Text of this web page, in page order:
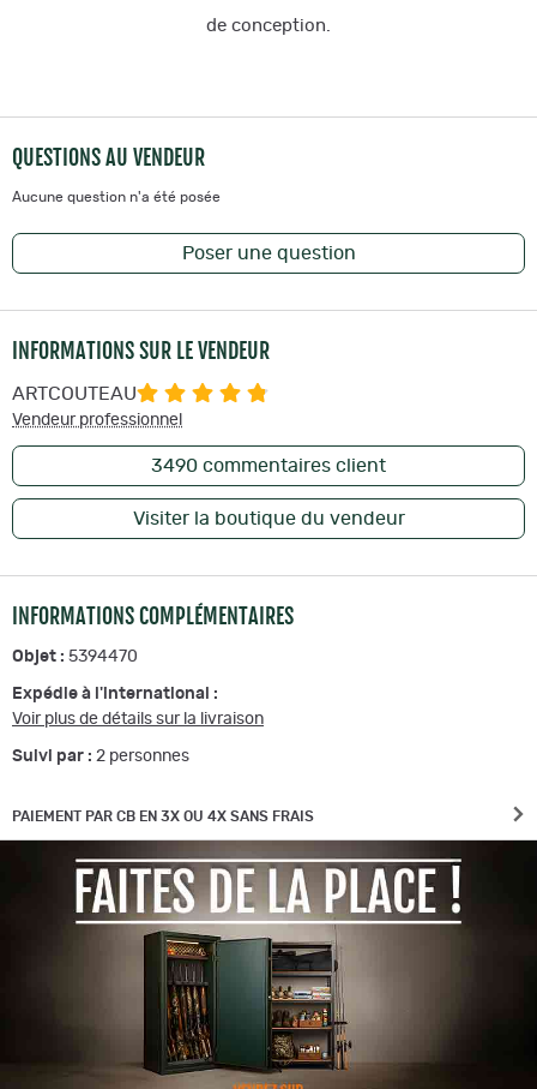
de conception.
QUESTIONS AU VENDEUR
Aucune question n'a été posée
Poser une question
INFORMATIONS SUR LE VENDEUR
ARTCOUTEAU
Vendeur professionnel
3490 commentaires client
Visiter la boutique du vendeur
INFORMATIONS COMPLÉMENTAIRES
Objet : 5394470
Expédie à l'international :
Voir plus de détails sur la livraison
Suivi par : 2 personnes
PAIEMENT PAR CB EN 3X OU 4X SANS FRAIS